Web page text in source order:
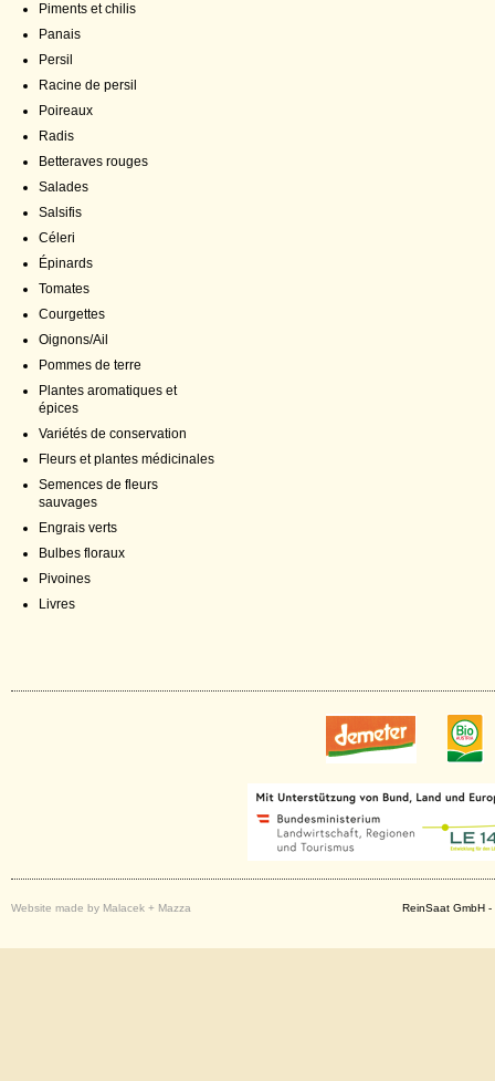
Piments et chilis
Panais
Persil
Racine de persil
Poireaux
Radis
Betteraves rouges
Salades
Salsifis
Céleri
Épinards
Tomates
Courgettes
Oignons/Ail
Pommes de terre
Plantes aromatiques et
épices
Variétés de conservation
Fleurs et plantes médicinales
Semences de fleurs
sauvages
Engrais verts
Bulbes floraux
Pivoines
Livres
Website made by Malacek + Mazza ReinSaat GmbH